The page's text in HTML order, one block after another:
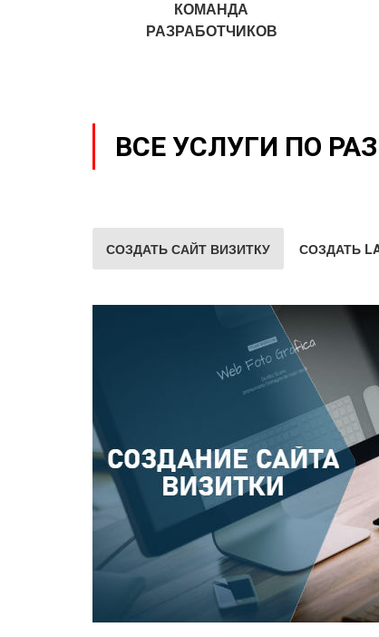
КОМАНДА
РАЗРАБОТЧИКОВ
ВСЕ УСЛУГИ ПО
СОЗДАТЬ САЙТ ВИЗИТКУ СОЗДАТЬ